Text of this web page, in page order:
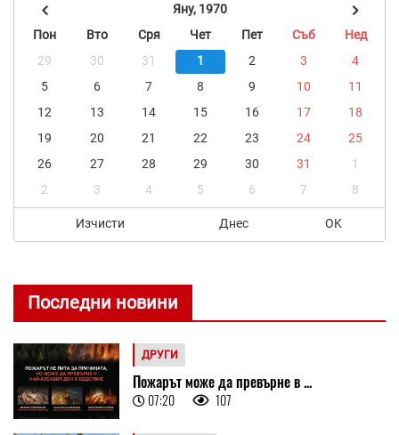
Яну, 1970
Пон
Вто Сря Чет Пет Съб
Нед
29
30 31 1 2 3
4
5
6 7 8 9 10
11
12
13 14 15 16 17
18
19
20 21 22 23 24
25
26
27 28 29 30 31
1
2
3 4 5 6 7 8
Изчисти Днес OK
Последни новини
ДРУГИ
Пожарът може да превърне в ...
07:20 107